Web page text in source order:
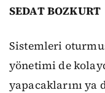
SEDAT BOZKURT
Sistemleri
yönetimi de
yapacaklarını ya